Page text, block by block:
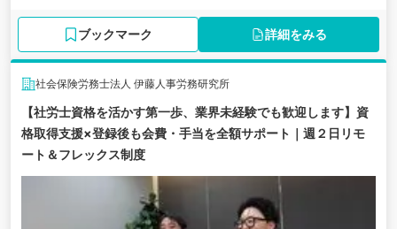
ブックマーク 詳細をみる
社会保険労務士法人 伊藤人事労務研究所
【社労士資格を活かす第一歩、業界未経験でも歓迎します】資
格取得支援×登録後も会費・手当を全額サポート｜週２日リモ
ート＆フレックス制度